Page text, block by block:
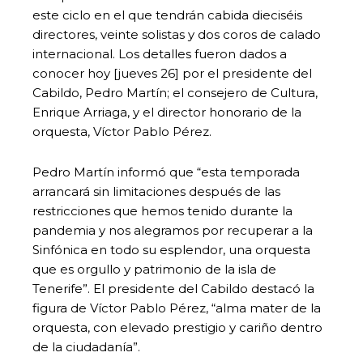
este ciclo en el que tendrán cabida dieciséis
directores, veinte solistas y dos coros de calado
internacional. Los detalles fueron dados a
conocer hoy [jueves 26] por el presidente del
Cabildo, Pedro Martín; el consejero de Cultura,
Enrique Arriaga, y el director honorario de la
orquesta, Víctor Pablo Pérez.
Pedro Martín informó que “esta temporada
arrancará sin limitaciones después de las
restricciones que hemos tenido durante la
pandemia y nos alegramos por recuperar a la
Sinfónica en todo su esplendor, una orquesta
que es orgullo y patrimonio de la isla de
Tenerife”. El presidente del Cabildo destacó la
figura de Víctor Pablo Pérez, “alma mater de la
orquesta, con elevado prestigio y cariño dentro
de la ciudadanía”.